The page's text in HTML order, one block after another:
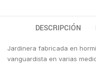
DESCRIPCIÓN
Jardinera fabricada en
vanguardista en varias